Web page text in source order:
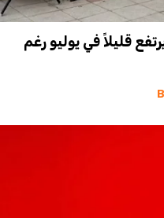
قليلاً في يوليو رغم